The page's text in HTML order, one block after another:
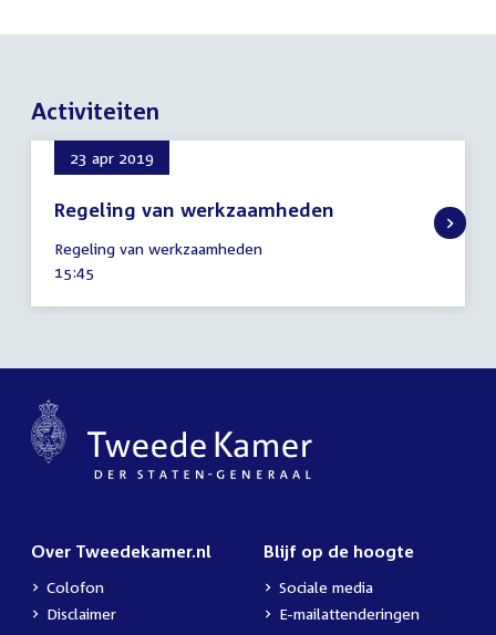
Activiteiten
23 apr 2019
Regeling van werkzaamheden
april
2019
Regeling van werkzaamheden
Tijd
15:45
Over Tweedekamer.nl
Colofon
Disclaimer
Blijf op de hoogte
Sociale media
E-mailattenderingen